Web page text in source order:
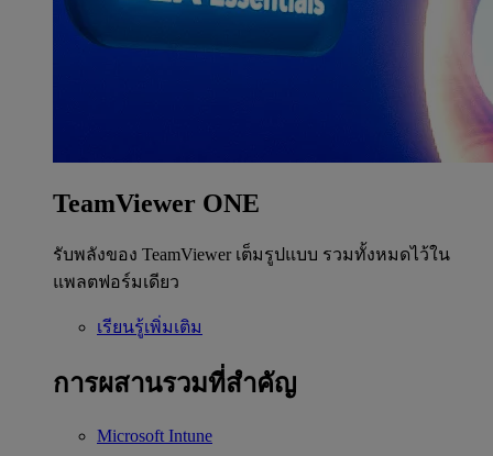
TeamViewer ONE
รับพลังของ TeamViewer เต็มรูปแบบ รวมทั้งหมดไว้ใน
แพลตฟอร์มเดียว
เรียนรู้เพิ่มเติม
การผสานรวมที่สำคัญ
Microsoft Intune